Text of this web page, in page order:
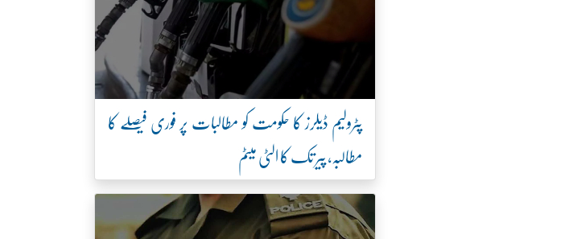
پٹرولیم ڈیلرز کا حکومت کو مطالبات پر فوری فیصلے کا
مطالبہ، پیر تک کا الٹی میٹم